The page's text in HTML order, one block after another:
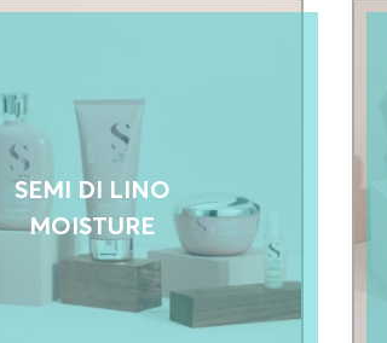
SEMI DI LINO
MOISTURE